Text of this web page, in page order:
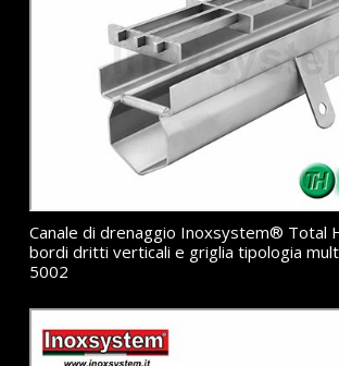
Canale di drenaggio Inoxsystem® Total
bordi dritti verticali e griglia tipologia
5002